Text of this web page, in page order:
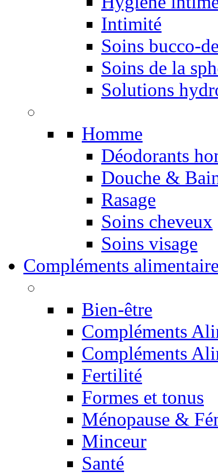
Intimité
Soins bucco-
Soins de la
Solutions
Homme
Déodorants
Douche &
Rasage
Soins cheveux
Soins visage
Compléments
Bien-être
Compléments
Compléments
Fertilité
Formes et tonus
Ménopause &
Minceur
Santé